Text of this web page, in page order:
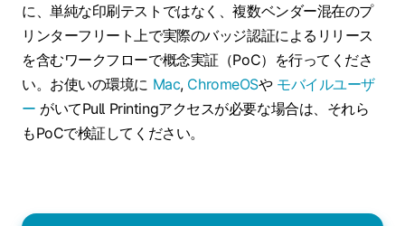
に、単純な印刷テストではなく、複数ベンダー混在のプ
リンターフリート上で実際のバッジ認証によるリリース
を含むワークフローで概念実証（PoC）を行ってくださ
い。お使いの環境に Mac, ChromeOSや モバイルユーザ
ー がいてPull Printingアクセスが必要な場合は、それら
もPoCで検証してください。